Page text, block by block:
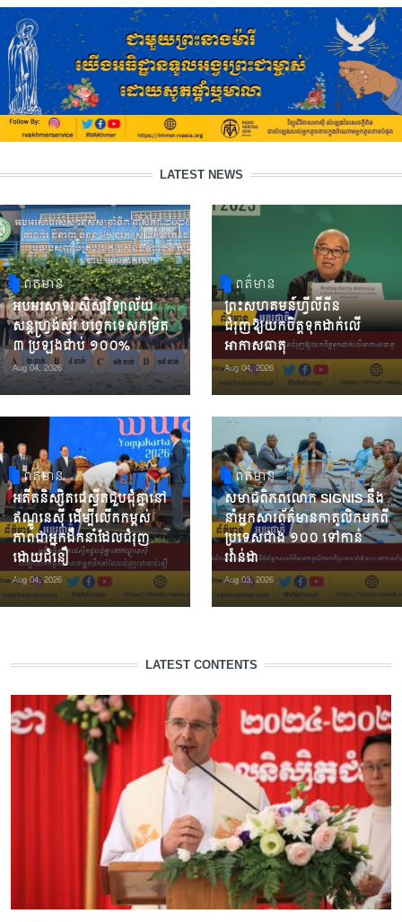
LATEST NEWS
ពត៌មាន
អបអរសាទរ សិស្សវិទ្យាល័យ
សន្តហ្វ្រង់ស្វ័រ បច្ចេកទេសកម្រិត
៣ ប្រឡងជាប់ ១០០%
Aug 04, 2026
ពត៌មាន
ព្រះសហគមន៍ហ្វីលីពីន
ជំរុញឱ្យយកចិត្តទុកដាក់លើ
អាកាសធាតុ
Aug 04, 2026
ពត៌មាន
អតីតនិស្សិតជេស្វីតជួបជុំគ្នានៅ
ឥណ្ឌូនេស៊ី ដើម្បីលើកកម្ពស់
ភាពជាអ្នកដឹកនាំដែលជំរុញ
ដោយជំនឿ
Aug 04, 2026
ពត៌មាន
សមាជពិភពលោក SIGNIS នឹង
នាំអ្នកសារព័ត៌មានកាតូលិកមកពី
ប្រទេសជាង ១០០ ទៅកាន់
រវ៉ាន់ដា
Aug 03, 2026
LATEST CONTENTS